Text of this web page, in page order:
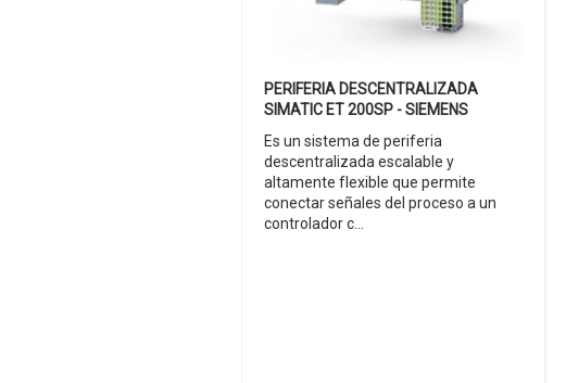
PERIFERIA DESCENTRALIZADA
SIMATIC ET 200SP - SIEMENS
Es un sistema de periferia
descentralizada escalable y
altamente flexible que permite
conectar señales del proceso a un
controlador c...